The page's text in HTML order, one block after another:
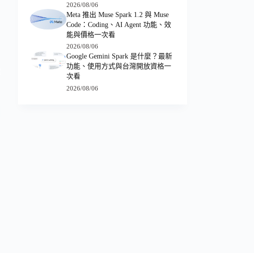
2026/08/06
Meta 推出 Muse Spark 1.2 與 Muse
Code：Coding、AI Agent 功能、效
能與價格一次看
2026/08/06
Google Gemini Spark 是什麼？最新
功能、使用方式與台灣開放資格一
次看
2026/08/06